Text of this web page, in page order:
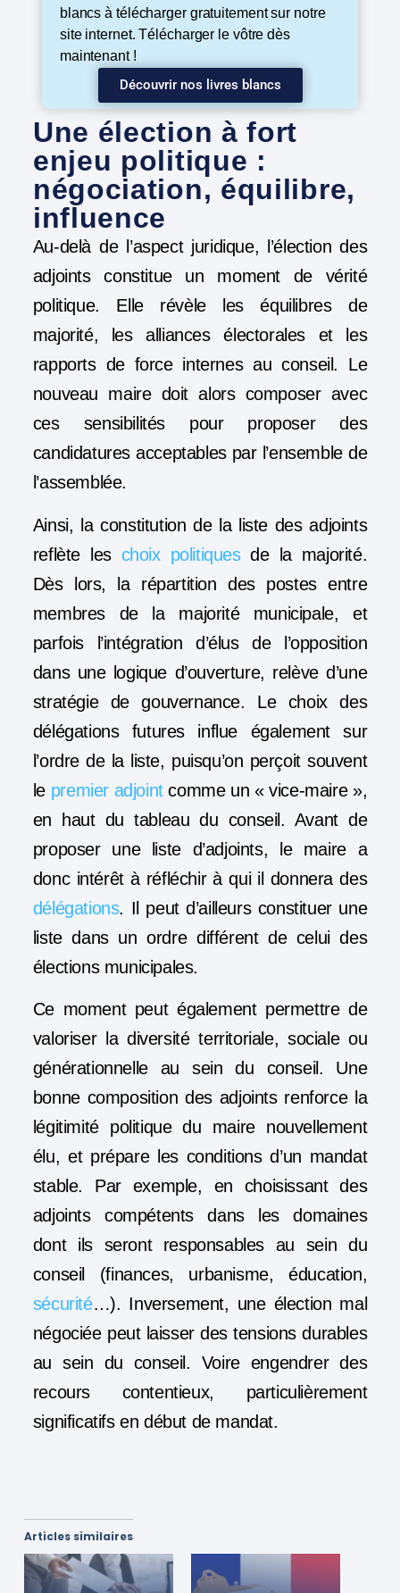
blancs à télécharger gratuitement sur notre
site internet. Télécharger le vôtre dès
maintenant !
Découvrir nos livres blancs
Une élection à fort
enjeu politique :
négociation, équilibre,
influence
Au-delà de l’aspect juridique, l’élection des
adjoints constitue un moment de vérité
politique. Elle révèle les équilibres de
majorité, les alliances électorales et les
rapports de force internes au conseil. Le
nouveau maire doit alors composer avec
ces sensibilités pour proposer des
candidatures acceptables par l’ensemble de
l’assemblée.
Ainsi, la constitution de la liste des adjoints
reflète les choix politiquesde la majorité.
Dès lors, la répartition des postes entre
membres de la majorité municipale, et
parfois l’intégration d’élus de l’opposition
dans une logique d’ouverture, relève d’une
stratégie de gouvernance. Le choix des
délégations futures influe également sur
l’ordre de la liste, puisqu’on perçoit souvent
le premier adjointcomme un « vice-maire »,
en haut du tableau du conseil. Avant de
proposer une liste d’adjoints, le maire a
donc intérêt à réfléchir à qui il donnera des
délégations. Il peut d’ailleurs constituer une
liste dans un ordre différent de celui des
élections municipales.
Ce moment peut également permettre de
valoriser la diversité territoriale, sociale ou
générationnelle au sein du conseil. Une
bonne composition des adjoints renforce la
légitimité politique du maire nouvellement
élu, et prépare les conditions d’un mandat
stable. Par exemple, en choisissant des
adjoints compétents dans les domaines
dont ils seront responsables au sein du
conseil (finances, urbanisme, éducation,
sécurité…). Inversement, une élection mal
négociée peut laisser des tensions durables
au sein du conseil. Voire engendrer des
recours contentieux, particulièrement
significatifs en début de mandat.
Articles similaires